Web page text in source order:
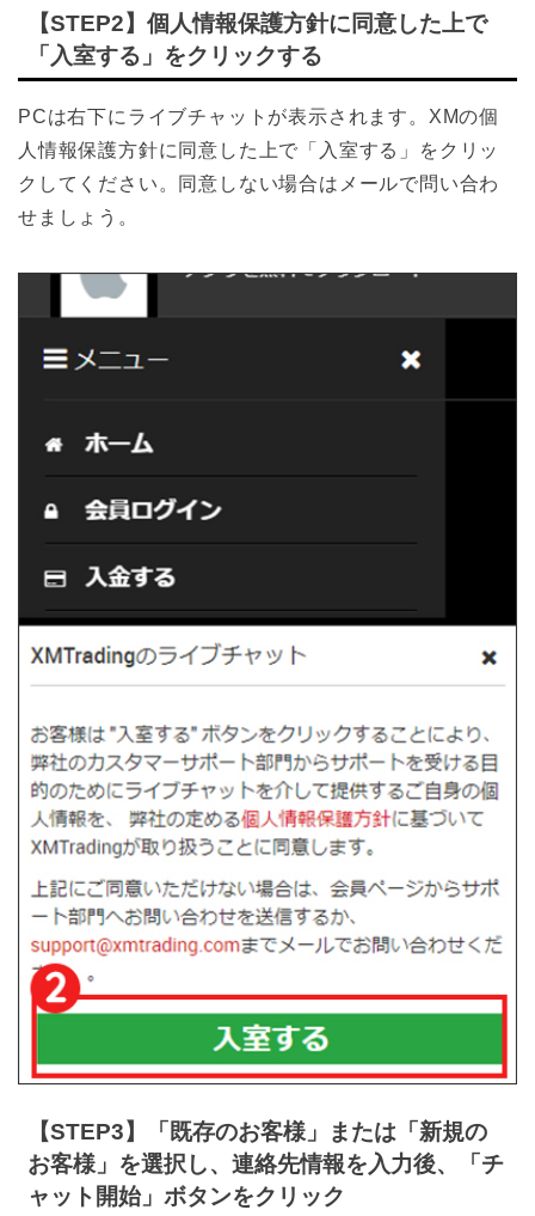
【STEP2】個人情報保護方針に同意した上で
「入室する」をクリックする
PCは右下にライブチャットが表示されます。XMの個
人情報保護方針に同意した上で「入室する」をクリッ
クしてください。同意しない場合はメールで問い合わ
せましょう。
【STEP3】「既存のお客様」または「新規の
お客様」を選択し、連絡先情報を入力後、「チ
ャット開始」ボタンをクリック